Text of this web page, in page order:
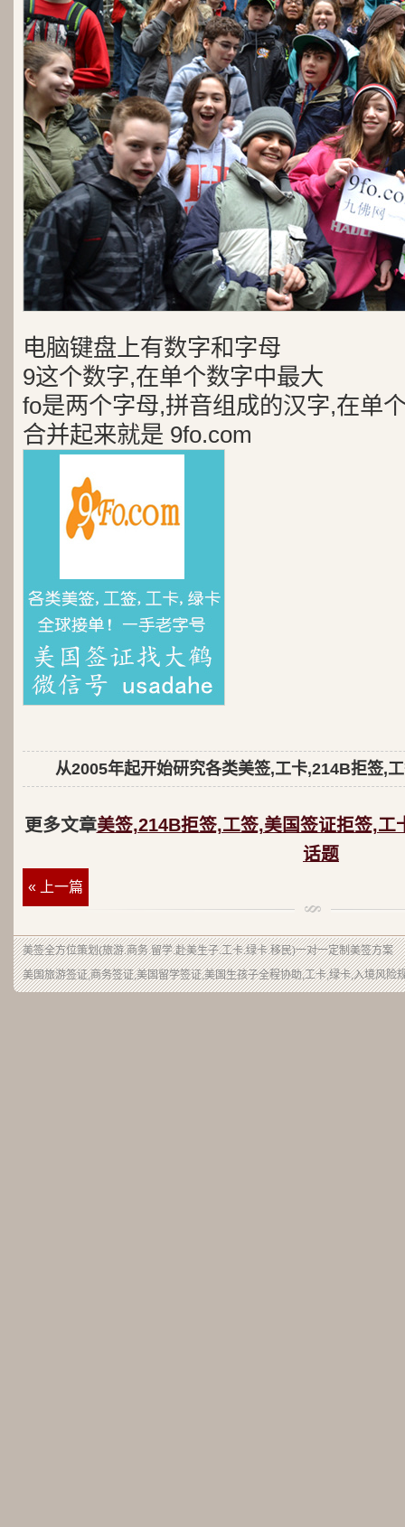
电脑键盘上有数字和字母
9这个数字,在单个数字中最大
fo是两个字母,拼音组成的汉字,在单
合并起来就是 9fo.com
从2005年起开始研究各类美签,工卡,214B拒签,
更多文章美签,214B拒签,工签,美国签证拒签,工
话题
« 上一篇
美签全方位策划(旅游.商务.留学.赴美生子.工卡.绿卡.移民)一对一定制美签方案
美国旅游签证,商务签证,美国留学签证,美国生孩子全程协助,工卡,绿卡,入境风险